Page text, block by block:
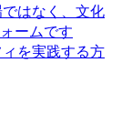
はなく、文化
ームです
を実践する方